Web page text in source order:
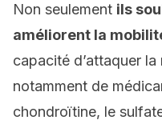
Non seulement ils
améliorent la
capacité d’attaquer la
notamment de
chondroïtine, le